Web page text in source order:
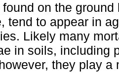
on the
tend to appear in
Likely many
in soils, including
they play